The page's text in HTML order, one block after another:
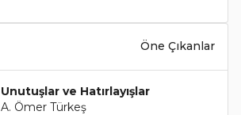
Öne Çıkanlar
Unutuşlar ve Hatırlayışlar
A. Ömer Türkeş